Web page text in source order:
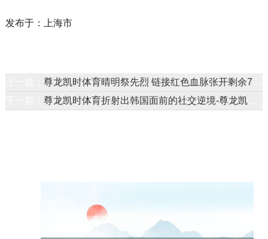
发布于：上海市
尊龙凯时体育晴明祭先烈 链接红色血脉张开剩余77%晴明寄哀想-尊龙凯龙时官网进入网页
尊龙凯时体育折射出韩国面前的社交逆境-尊龙凯龙时官网进入网页